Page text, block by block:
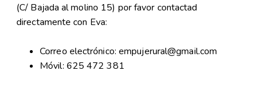
(C/ Bajada al molino 15) por favor contactad
directamente con Eva:
Correo electrónico: empujerural@gmail.com
Móvil: 625 472 381